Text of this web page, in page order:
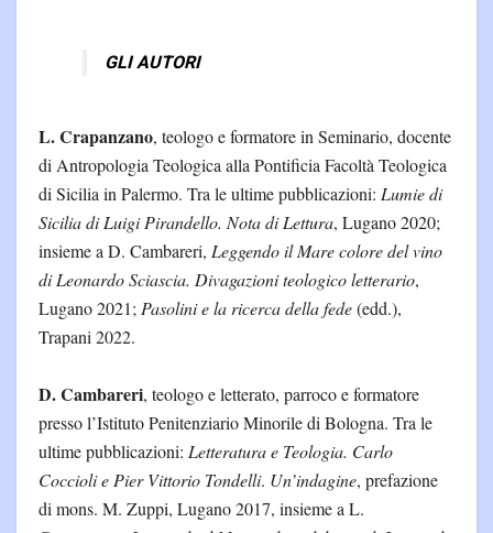
GLI AUTORI
L. Crapanzano, teologo e formatore in Seminario, docente
di Antropologia Teologica alla Pontificia Facoltà Teologica
di Sicilia in Palermo. Tra le ultime pubblicazioni: Lumie di
Sicilia di Luigi Pirandello. Nota di Lettura, Lugano 2020;
insieme a D. Cambareri, Leggendo il Mare colore del vino
di Leonardo Sciascia. Divagazioni teologico letterario,
Lugano 2021; Pasolini e la ricerca della fede(edd.),
Trapani 2022.
D. Cambareri, teologo e letterato, parroco e formatore
presso l’Istituto Penitenziario Minorile di Bologna. Tra le
ultime pubblicazioni: Letteratura e Teologia. Carlo
Coccioli e Pier Vittorio Tondelli. Un’indagine, prefazione
di mons. M. Zuppi, Lugano 2017, insieme a L.